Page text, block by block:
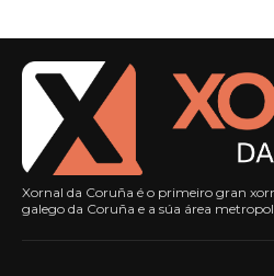
Xornal da Coruña é o primeiro gran
galego da Coruña e a súa área